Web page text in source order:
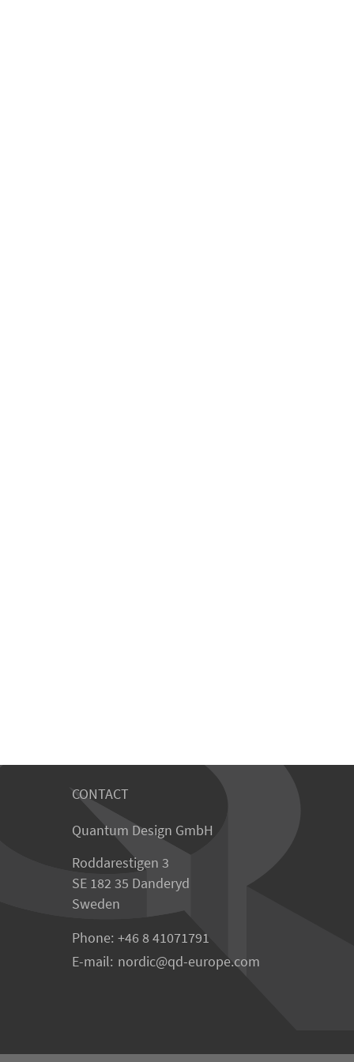
CONTACT
Quantum Design GmbH
Roddarestigen 3
SE 182 35 Danderyd
Sweden
Phone: +46 8 41071791
E-mail: nordic qd-europe.com